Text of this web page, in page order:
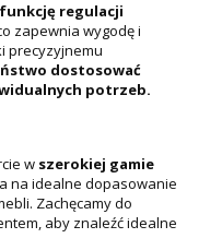
funkcję regulacji
zapewnia wygodę i
precyzyjnemu
dostosować
potrzeb.
w szerokiej gamie
na idealne dopasowanie
Zachęcamy do
aby znaleźć idealne